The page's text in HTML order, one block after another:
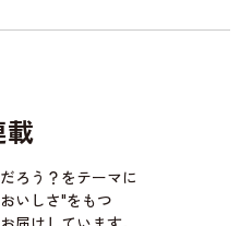
載
ろう？をテーマに
いしさ"をもつ